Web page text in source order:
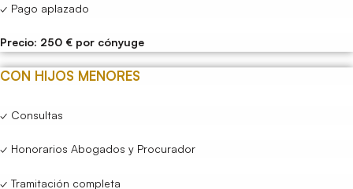
✓ Pago aplazado
Precio: 250 € por cónyuge
CON HIJOS MENORES
✓ Consultas
✓ Honorarios Abogados y Procurador
✓ Tramitación completa